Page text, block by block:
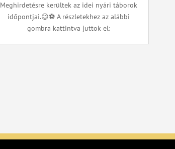
Meghirdetésre kerültek az idei nyári táborok
időpontjai.😉⚽ A részletekhez az alábbi
gombra kattintva juttok el: